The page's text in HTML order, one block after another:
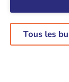
Tous les